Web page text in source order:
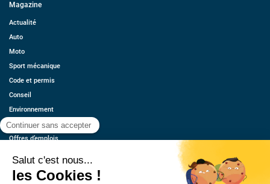
Magazine
Actualité
Auto
Moto
Sport mécanique
Code et permis
Conseil
Environnement
Économie
Offres d’emplois
Contact